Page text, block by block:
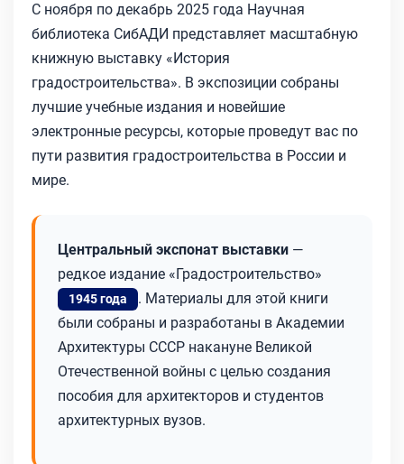
С ноября по декабрь 2025 года Научная
библиотека СибАДИ представляет масштабную
книжную выставку «История
градостроительства». В экспозиции собраны
лучшие учебные издания и новейшие
электронные ресурсы, которые проведут вас по
пути развития градостроительства в России и
мире.
Центральный экспонат выставки —
редкое издание «Градостроительство»
1945 года
. Материалы для этой книги
были собраны и разработаны в Академии
Архитектуры СССР накануне Великой
Отечественной войны с целью создания
пособия для архитекторов и студентов
архитектурных вузов.